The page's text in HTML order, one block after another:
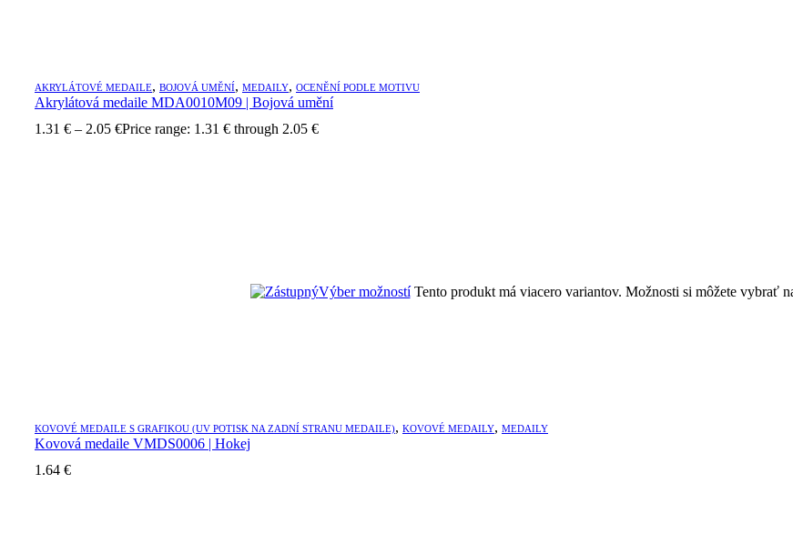
AKRYLÁTOVÉ MEDAILE, BOJOVÁ UMĚNÍ, MEDAILY, OCENĚNÍ PODLE MOTIVU
Akrylátová medaile MDA0010M09 | Bojová umění
1.31 € – 2.05 €Price range: 1.31 € through 2.05 €
Výber možností Tento produkt má viacero variantov. Možnosti si môžete vybrať
KOVOVÉ MEDAILE S GRAFIKOU (UV POTISK NA ZADNÍ STRANU MEDAILE), KOVOVÉ MEDAILY, MEDAILY
Kovová medaile VMDS0006 | Hokej
1.64 €